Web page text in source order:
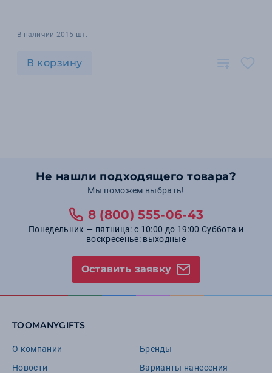
В наличии 2015 шт.
В корзину
Не нашли подходящего товара?
Мы поможем выбрать!
8 (800) 555-06-43
Понедельник — пятница: с 10:00 до 19:00 Суббота и
воскресенье: выходные
Оставить заявку
TOOMANYGIFTS
О компании
Новости
Бренды
Варианты нанесения